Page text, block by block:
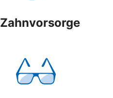
Zahnvorsorge